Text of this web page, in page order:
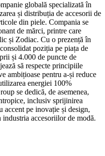
globală specializată în
și distribuția de accesorii de
din piele. Compania se
de mărci, printre care
și Zodiac. Cu o prezență în
poziția pe piața de
și 4.000 de puncte de
să respecte principiile
ambițioase pentru a-și reduce
energiei 100%
se dedică, de asemenea,
inclusiv sprijinirea
accent pe inovație și design,
accesoriilor de modă.